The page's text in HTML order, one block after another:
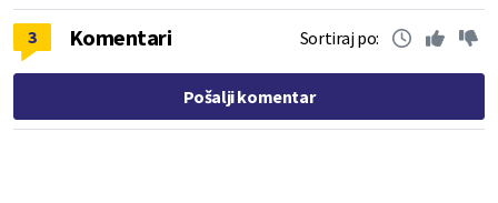
3 Komentari Sortiraj po:
Pošalji komentar